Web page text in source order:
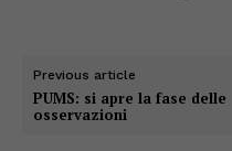
Previous article
PUMS: si apre la fase delle
osservazioni